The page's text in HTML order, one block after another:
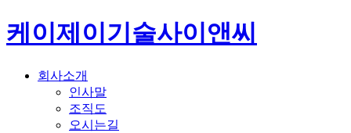
케이제이기술사이앤씨
회사소개
인사말
조직도
오시는길